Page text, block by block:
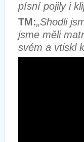
písní pojily i
TM:„Shodli
jsme měli
svém a vtiskl